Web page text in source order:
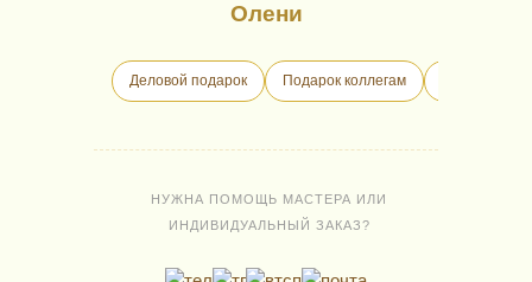
Олени
Деловой подарок Подарок коллегам
НУЖНА ПОМОЩЬ МАСТЕРА ИЛИ
ИНДИВИДУАЛЬНЫЙ ЗАКАЗ?